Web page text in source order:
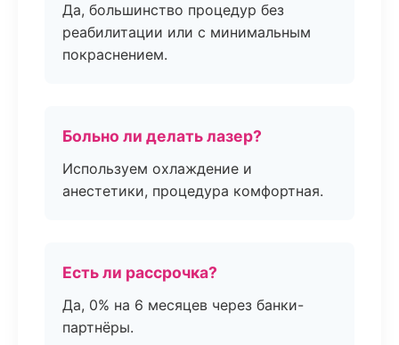
Да, большинство процедур без
реабилитации или с минимальным
покраснением.
Больно ли делать лазер?
Используем охлаждение и
анестетики, процедура комфортная.
Есть ли рассрочка?
Да, 0% на 6 месяцев через банки-
партнёры.